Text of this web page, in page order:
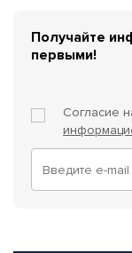
Получайте
первыми!
Согласие